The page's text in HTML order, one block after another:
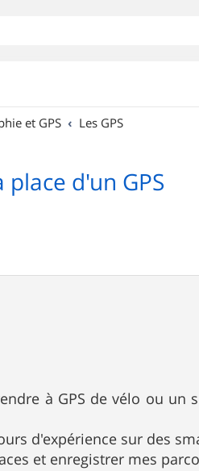
et GPS Les GPS
d'un GPS
à GPS de vélo ou un
d'expérience sur des
et enregistrer mes